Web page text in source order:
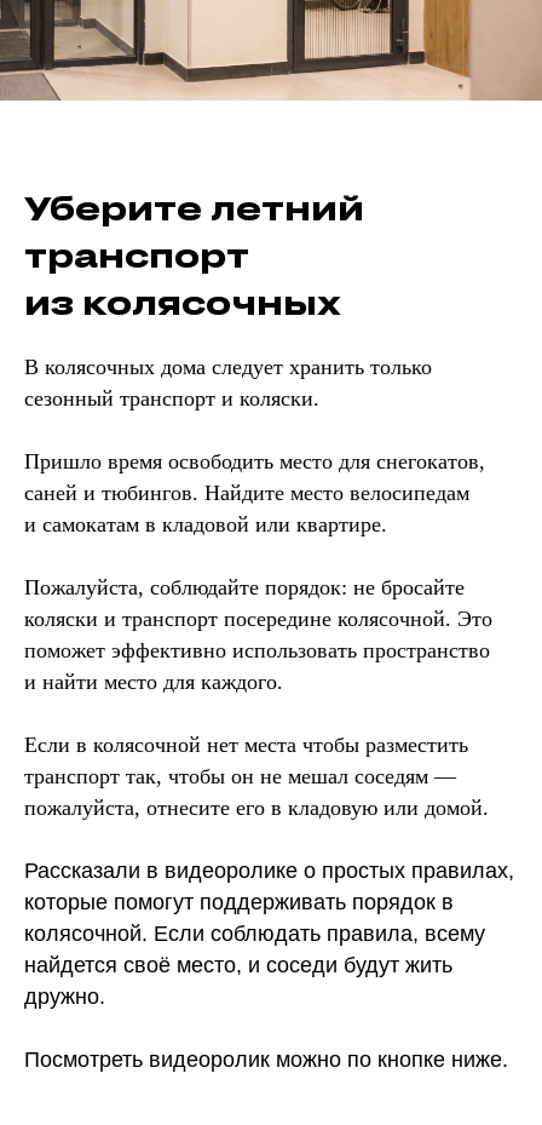
Уберите летний
транспорт
из колясочных
В колясочных дома следует хранить только
сезонный транспорт и коляски.
Пришло время освободить место для снегокатов,
саней и тюбингов. Найдите место велосипедам
и самокатам в кладовой или квартире.
Пожалуйста, соблюдайте порядок: не бросайте
коляски и транспорт посередине колясочной. Это
поможет эффективно использовать пространство
и найти место для каждого.
Если в колясочной нет места чтобы разместить
транспорт так, чтобы он не мешал соседям —
пожалуйста, отнесите его в кладовую или домой.
Рассказали в видеоролике о простых правилах,
которые помогут поддерживать порядок в
колясочной. Если соблюдать правила, всему
найдется своё место, и соседи будут жить
дружно.
Посмотреть видеоролик можно по кнопке ниже.